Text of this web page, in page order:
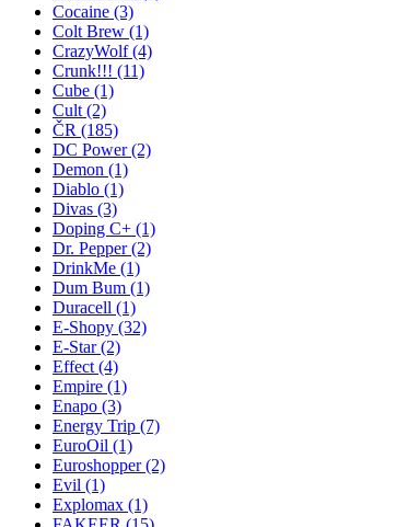
Cocaine (3)
Colt Brew (1)
CrazyWolf(4)
Crunk!!! (11)
Cube (1)
Cult (2)
ČR (185)
DC Power(2)
Demon (1)
Diablo (1)
Divas (3)
Doping C+ (1)
Dr. Pepper(2)
DrinkMe (1)
Dum Bum (1)
Duracell (1)
E-Shopy (32)
E-Star(2)
Effect (4)
Empire (1)
Enapo (3)
Energy Trip (7)
EuroOil (1)
Euroshopper(2)
Evil (1)
Explomax (1)